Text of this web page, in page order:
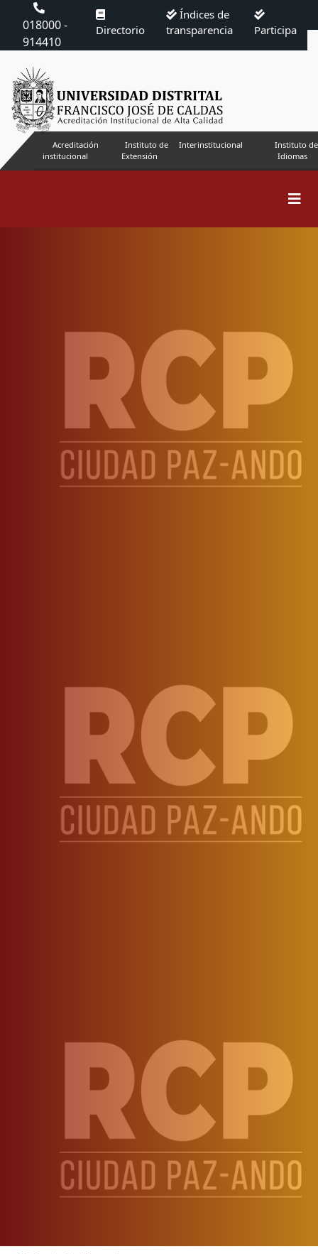
018000 -
914410
Directorio
Índices de
transparencia
Participa
Acreditación
institucional
Instituto de
Extensión
Interinstitucional
Instituto de
Idiomas